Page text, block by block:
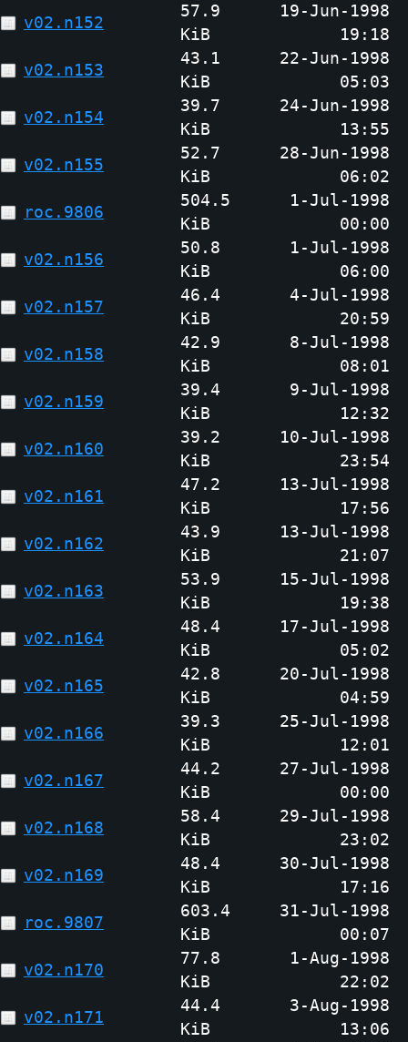
v02.n152
57.9
KiB
19-Jun-1998
19:18
v02.n153
43.1
KiB
22-Jun-1998
05:03
v02.n154
39.7
KiB
24-Jun-1998
13:55
v02.n155
52.7
KiB
28-Jun-1998
06:02
roc.9806
504.5
KiB
1-Jul-1998
00:00
v02.n156
50.8
KiB
1-Jul-1998
06:00
v02.n157
46.4
KiB
4-Jul-1998
20:59
v02.n158
42.9
KiB
8-Jul-1998
08:01
v02.n159
39.4
KiB
9-Jul-1998
12:32
v02.n160
39.2
KiB
10-Jul-1998
23:54
v02.n161
47.2
KiB
13-Jul-1998
17:56
v02.n162
43.9
KiB
13-Jul-1998
21:07
v02.n163
53.9
KiB
15-Jul-1998
19:38
v02.n164
48.4
KiB
17-Jul-1998
05:02
v02.n165
42.8
KiB
20-Jul-1998
04:59
v02.n166
39.3
KiB
25-Jul-1998
12:01
v02.n167
44.2
KiB
27-Jul-1998
00:00
v02.n168
58.4
KiB
29-Jul-1998
23:02
v02.n169
48.4
KiB
30-Jul-1998
17:16
roc.9807
603.4
KiB
31-Jul-1998
00:07
v02.n170
77.8
KiB
1-Aug-1998
22:02
v02.n171
44.4
KiB
3-Aug-1998
13:06